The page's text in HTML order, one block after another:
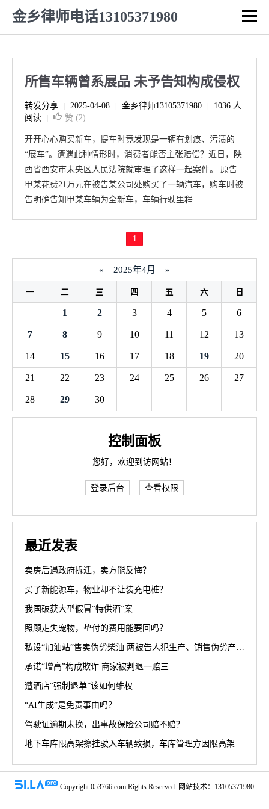
金乡律师电话13105371980
所售车辆曾系展品 未予告知构成侵权
转发分享 2025-04-08 金乡律师13105371980
1036 人
阅读
赞 (2)
开开心心购买新车，提车时竟发现是一辆有划痕、污渍的
“展车”。遭遇此种情形时，消费者能否主张赔偿？近日，陕
西省西安市未央区人民法院就审理了这样一起案件。 原告
甲某花费21万元在被告某公司处购买了一辆汽车，购车时被
告明确告知甲某车辆为全新车，车辆行驶里程...
1
« 2025年4月 »
一 二 三 四 五 六 日
1 2 3 4 5 6
7 8 9 10 11 12 13
14 15 16 17 18 19 20
21 22 23 24 25 26 27
28 29 30
控制面板
您好，欢迎到访网站！
登录后台 查看权限
最近发表
卖房后遇政府拆迁，卖方能反悔？
买了新能源车，物业却不让装充电桩？
我国破获大型假冒“特供酒”案
照顾走失宠物，垫付的费用能要回吗？
私设“加油站”售卖伪劣柴油 两被告人犯生产、销售伪劣产品罪获刑罚
承诺“增高”构成欺诈 商家被判退一赔三
遭酒店“强制退单”该如何维权
“AI生成”是免责事由吗？
驾驶证逾期未换，出事故保险公司赔不赔？
地下车库限高架擦挂驶入车辆致损，车库管理方因限高架设置高度不符合规范被判担责70%
Copyright 053766.com Rights Reserved. 网站技术：13105371980